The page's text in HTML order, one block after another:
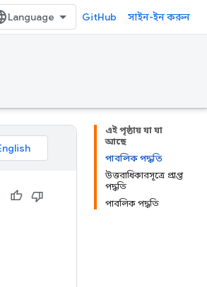
GitHub সাইন-ইন করুন
এই পৃষ্ঠায় যা যা
আছে
পাবলিক পদ্ধতি
উত্তরাধিকারসূত্রে প্রাপ্ত
পদ্ধতি
পাবলিক পদ্ধতি